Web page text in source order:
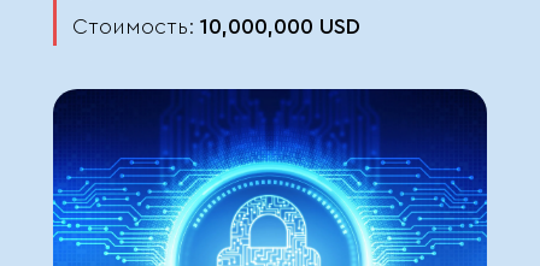
Стоимость: 10,000,000 USD